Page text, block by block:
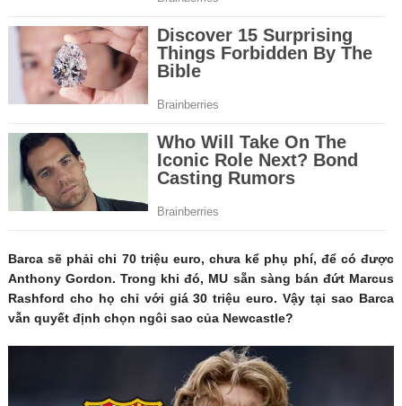
Barca sẽ phải chi 70 triệu euro, chưa kể phụ phí, để có được
Anthony Gordon. Trong khi đó, MU sẵn sàng bán đứt Marcus
Rashford cho họ chỉ với giá 30 triệu euro. Vậy tại sao Barca
vẫn quyết định chọn ngôi sao của Newcastle?